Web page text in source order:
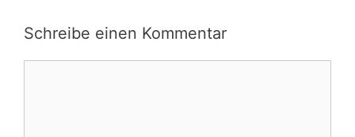
Schreibe einen Kommentar